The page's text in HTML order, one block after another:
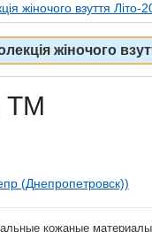
жіночого взуття Літо-
жіночого
(Днепропетровск))
кожаные